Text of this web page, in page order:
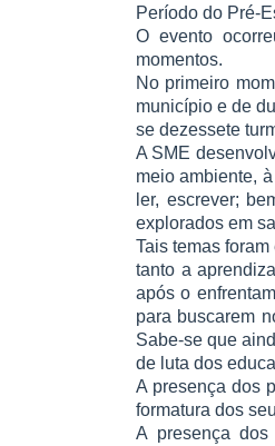
Período do Pré-
O evento
momentos.
No primeiro
município e de
se dezessete
A SME
meio ambiente,
ler, escrever;
explorados em
Tais temas
tanto a
após o
para buscarem
Sabe-se que
de luta dos
A presença dos
formatura dos
A presença dos